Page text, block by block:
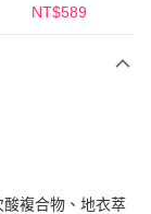
妝水 150mL 效期
NT$589
複合物、地衣萃